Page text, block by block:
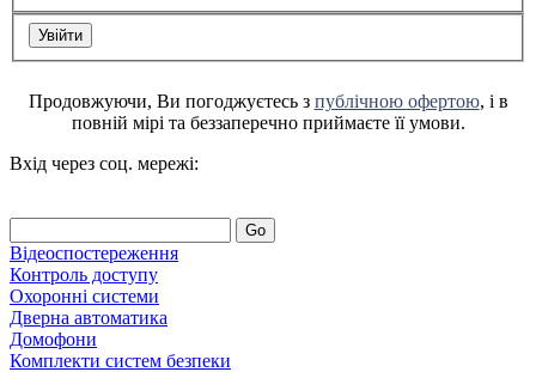
Продовжуючи, Ви погоджуєтесь з публічною офертою, і в
повній мірі та беззаперечно приймаєте її умови.
Вхід через соц. мережі:
Go
Відеоспостереження
Контроль доступу
Охоронні системи
Дверна автоматика
Домофони
Комплекти систем безпеки